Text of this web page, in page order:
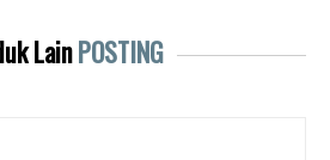
LainPOSTING